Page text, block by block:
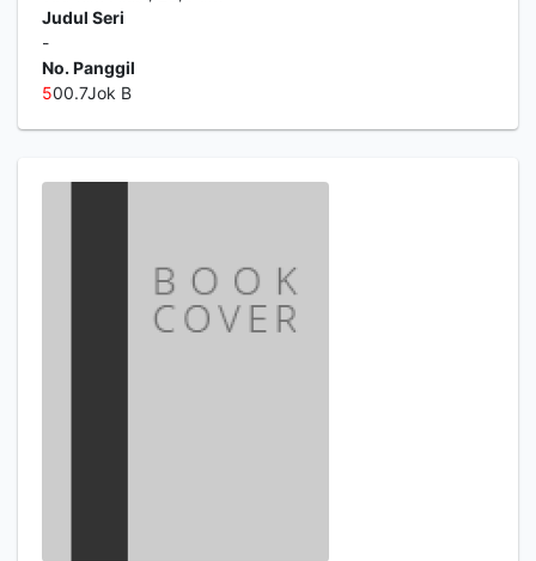
Judul Seri
-
No. Panggil
500.7Jok B